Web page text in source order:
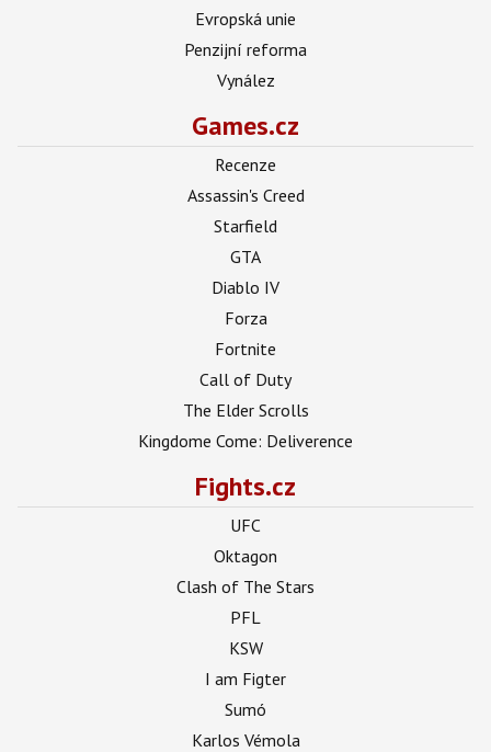
Evropská unie
Penzijní reforma
Vynález
Games.cz
Recenze
Assassin's Creed
Starfield
GTA
Diablo IV
Forza
Fortnite
Call of Duty
The Elder Scrolls
Kingdome Come: Deliverence
Fights.cz
UFC
Oktagon
Clash of The Stars
PFL
KSW
I am Figter
Sumó
Karlos Vémola